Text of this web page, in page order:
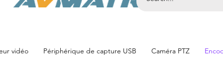
vidéo Périphérique de capture USB Caméra PTZ